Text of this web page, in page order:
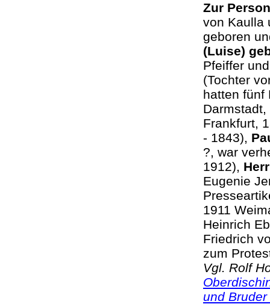
Zur
von Kaulla
geboren
(Luise)
Pfeiffer
(Tochter
hatten
Frankfurt,
- 1843),
?, war
1912),
Eugenie
1911
Heinrich
Friedrich
zum
Vgl. Rolf
und